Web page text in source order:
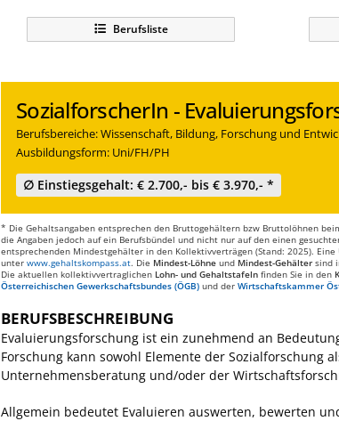
Berufsliste
SozialforscherIn -
Berufsbereiche: Wissenschaft, Bildung, Forschung und
Ausbildungsform: Uni/FH/PH
∅ Einstiegsgehalt: € 2.700,- bis € 3.970,- *
* Die Gehaltsangaben entsprechen den Bruttogehältern bzw Bruttolöhnen
die Angaben jedoch auf ein Berufsbündel und nicht nur auf den einen
entsprechenden Mindestgehälter in den Kollektivverträgen (Stand: 2025).
unter www.gehaltskompass.at. Die Mindest-Löhne und Mindest-Gehälter sind
Die aktuellen kollektivvertraglichen Lohn- und Gehaltstafeln finden Sie in den
Österreichischen Gewerkschaftsbundes (ÖGB) und der Wirtschaftskammer
BERUFSBESCHREIBUNG
Evaluierungsforschung ist ein zunehmend an
Forschung kann sowohl Elemente der Sozialforschung
Unternehmensberatung und/oder der
Allgemein bedeutet Evaluieren auswerten, bewerten